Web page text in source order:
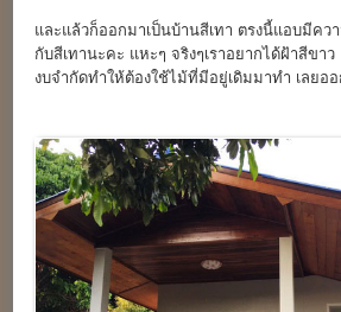
และแล้วก็ออกมาเป็นบ้านสีเทา ตรงนี้แอบมีคว
กับสีเทานะคะ แหะๆ จริงๆเราอยากได้ฝ้าสีขา
งบจำกัดทำให้ต้องใช้ไม้ที่มีอยู่เดิมมาทำ เลยอ